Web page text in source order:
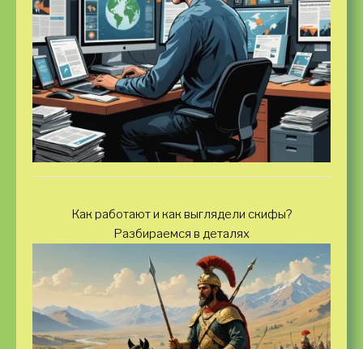
Как работают и как выглядели скифы?
Разбираемся в деталях